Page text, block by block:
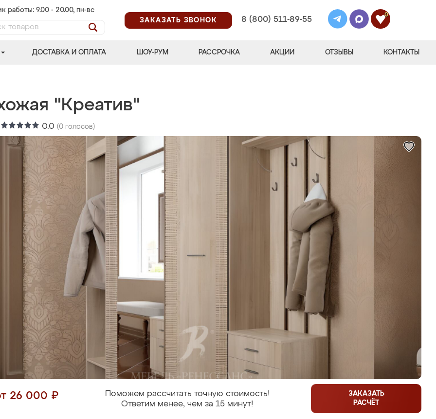
работы: 9.00 - 20.00, пн-вс
ЗАКАЗАТЬ ЗВОНОК
8 (800) 511-89-55
0
ДОСТАВКА И ОПЛАТА ШОУ-РУМ РАССРОЧКА АКЦИИ ОТЗЫВЫ КОНТАКТЫ
"Креатив"
0.0 (0 голосов)
26 000 ₽
Поможем рассчитать точную стоимость!
Ответим менее, чем за 15 минут!
ЗАКАЗАТЬ
РАСЧЁТ